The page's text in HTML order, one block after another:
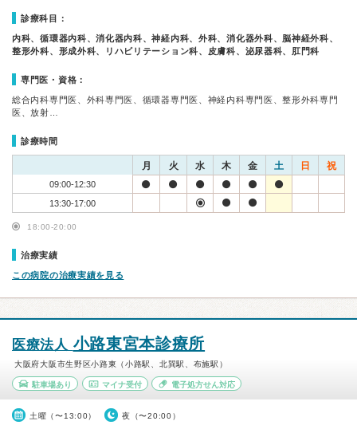
診療科目：
内科、循環器内科、消化器内科、神経内科、外科、消化器外科、脳神経外科、
整形外科、形成外科、リハビリテーション科、皮膚科、泌尿器科、肛門科
専門医・資格：
総合内科専門医、外科専門医、循環器専門医、神経内科専門医、整形外科専門
医、放射…
診療時間
月 火 水 木 金 土 日 祝
09:00-12:30
13:30-17:00
18:00-20:00
治療実績
この病院の治療実績を見る
医療法人 小路東宮本診療所
大阪府大阪市生野区小路東（小路駅、北巽駅、布施駅）
駐車場あり マイナ受付 電子処方せん対応
土曜（〜13:00） 夜（〜20:00）